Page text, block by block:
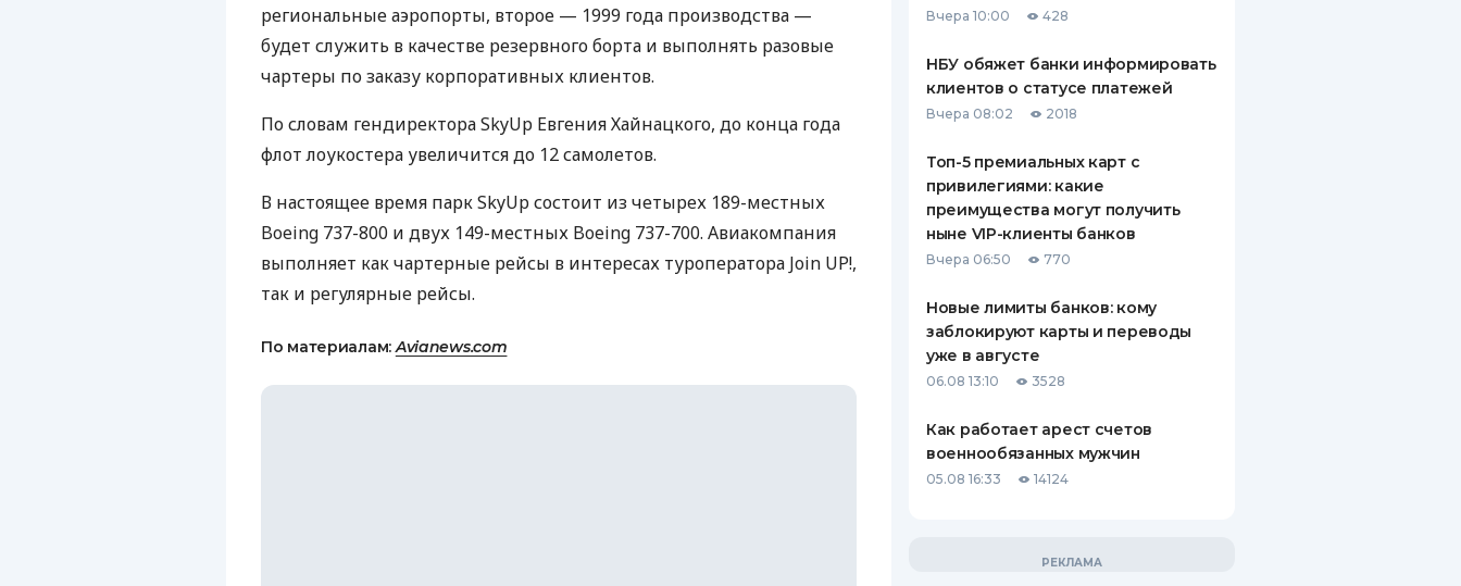
КЕШБЭКА
БАНКОВСКИМ КАРТАМ
СТРАХОВАНИЮ
ВСЕ СТРАХОВЫЕ ПОЛИСЫ
ОТЗЫВЫ О СТРАХОВЫХ
КОМПАНИЯХ
региональные аэропорты, второе — 1999 года производства —
будет служить в качестве резервного борта и выполнять разовые
чартеры по заказу корпоративных клиентов.
По словам гендиректора SkyUp Евгения Хайнацкого, до конца года
флот лоукостера увеличится до 12 самолетов.
В настоящее время парк SkyUp состоит из четырех 189-местных
Boeing 737-800 и двух 149-местных Boeing 737-700. Авиакомпания
выполняет как чартерные рейсы в интересах туроператора Join UP!,
так и регулярные рейсы.
По материалам:Avianews.com
Вчера 10:00 428
НБУ обяжет банки информировать
клиентов о статусе платежей
Вчера 08:02 2018
Топ-5 премиальных карт с
привилегиями: какие
преимущества могут получить
ныне VIP-клиенты банков
Вчера 06:50 770
Новые лимиты банков: кому
заблокируют карты и переводы
уже в августе
06.08 13:10 3528
Как работает арест счетов
военнообязанных мужчин
05.08 16:33 14124